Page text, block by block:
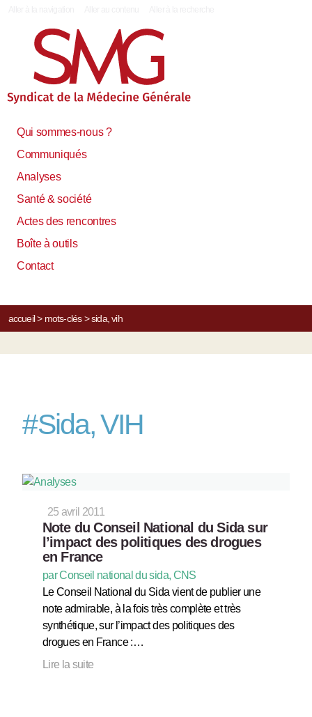
Qui sommes-nous ?
Communiqués
Analyses
Santé & société
Actes des rencontres
Boîte à outils
Contact
accueil> mots-clés> sida, vih
#Sida, VIH
25 avril 2011
Note du Conseil National du Sida sur
l’impact des politiques des drogues
en France
par Conseil national du sida, CNS
Le Conseil National du Sida vient de publier une
note admirable, à la fois très complète et très
synthétique, sur l’impact des politiques des
drogues en France :…
Lire la suite